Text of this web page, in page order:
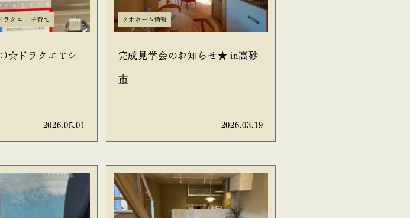
ラクエ 子育て
ドラクエＴシ
2026.05.01
クオホーム情報
完成見学会のお知らせ★ in高砂
市
2026.03.19